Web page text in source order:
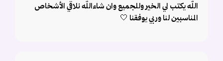
الله يكتب لي الخير وللجميع وان شاءالله نلاقي الأشخاص
المناسبين لنا وربي يوفقنا 🤍